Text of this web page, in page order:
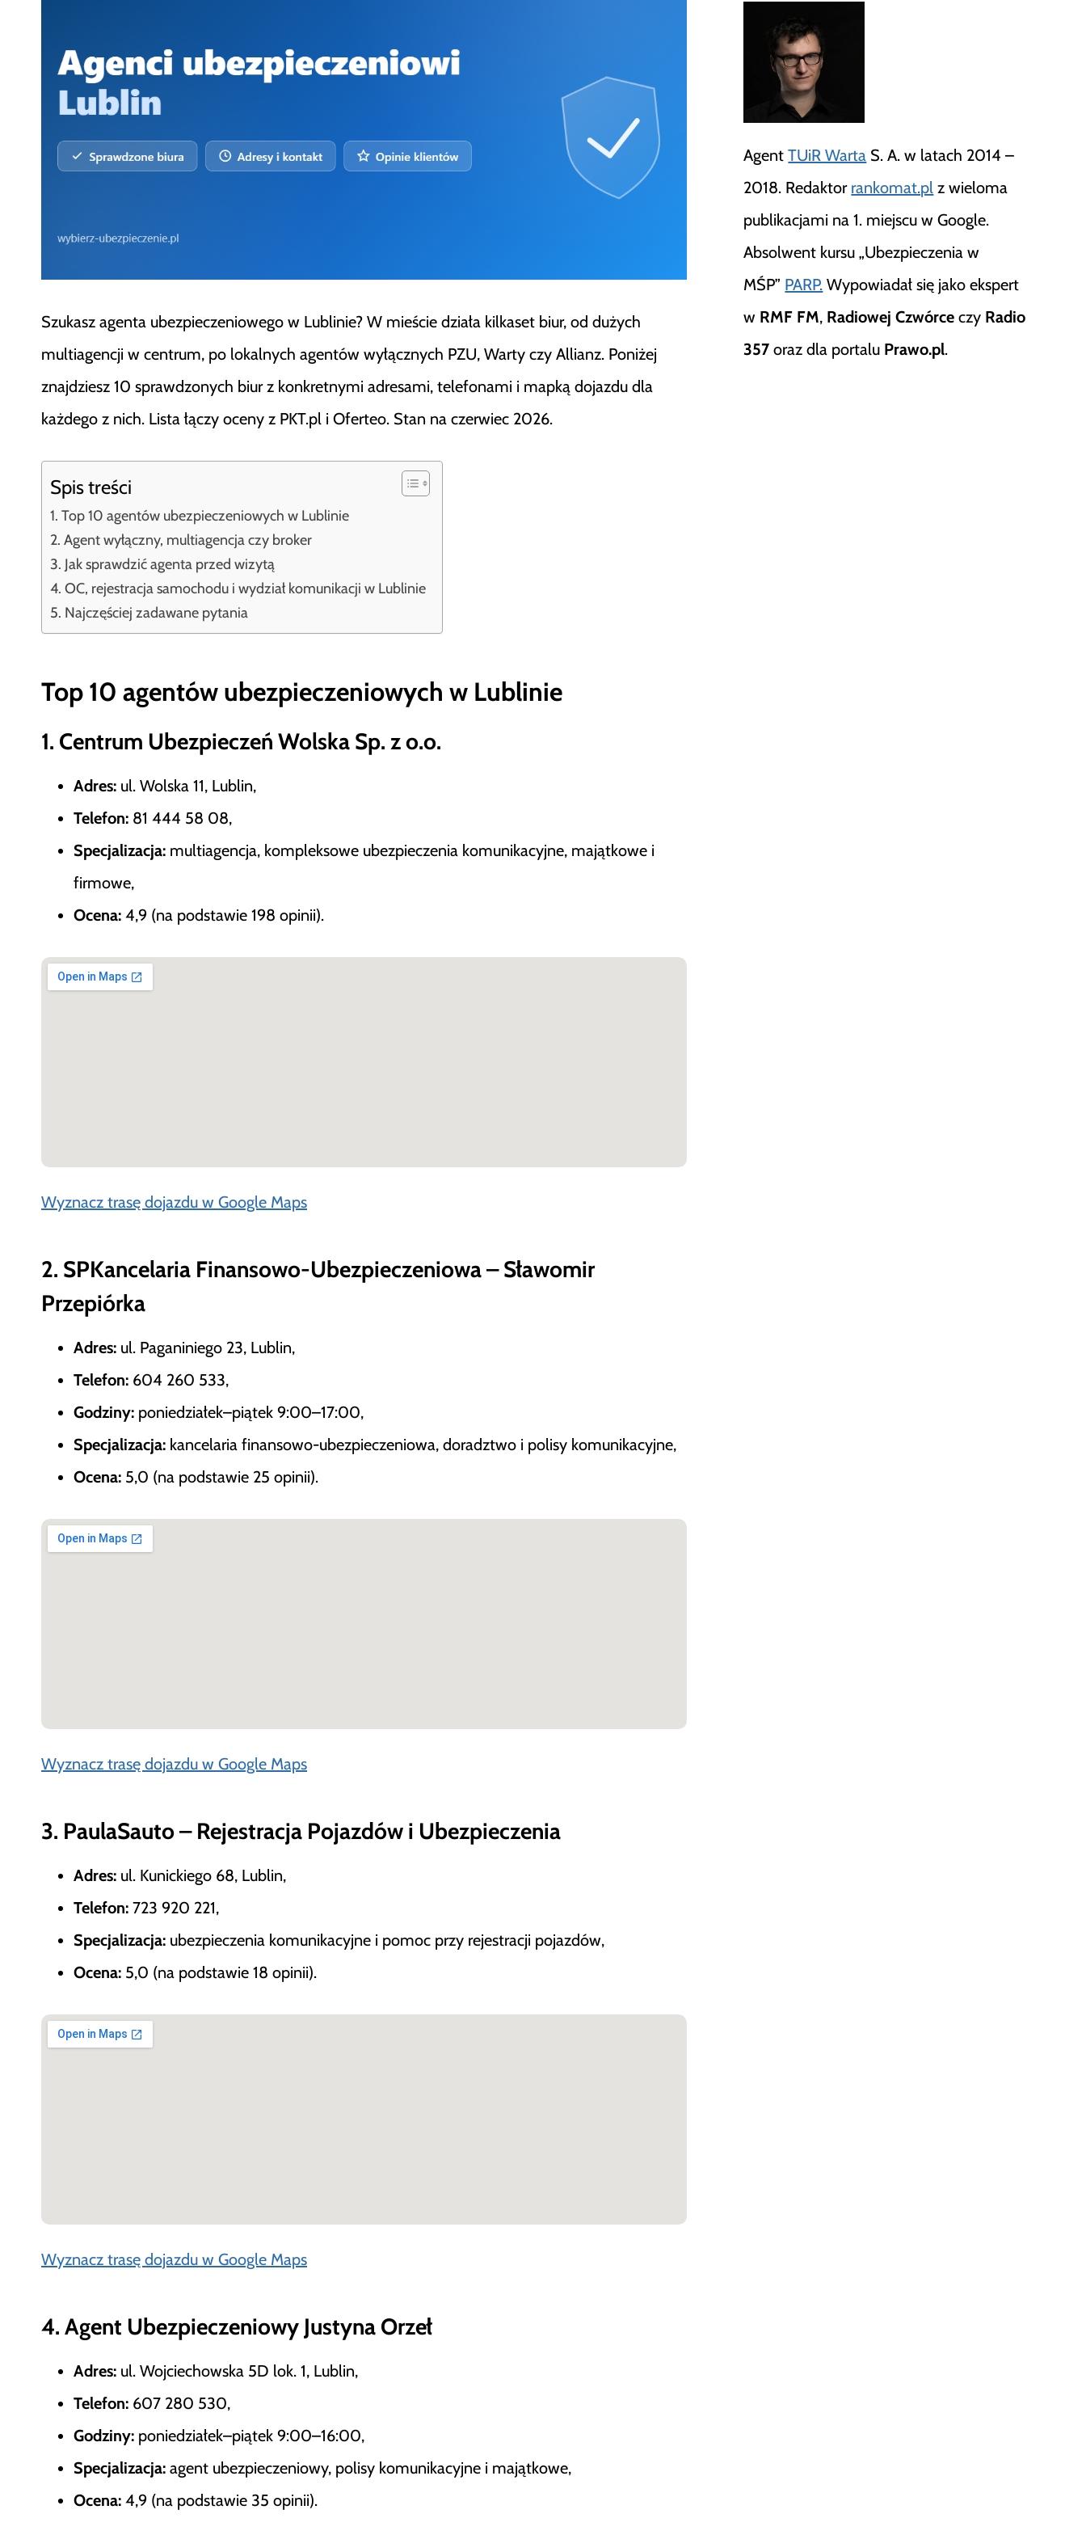
Szukasz agenta ubezpieczeniowego w Lublinie? W mieście działa kilkaset biur, od dużych
multiagencji w centrum, po lokalnych agentów wyłącznych PZU, Warty czy Allianz. Poniżej
znajdziesz 10 sprawdzonych biur z konkretnymi adresami, telefonami i mapką dojazdu dla
każdego z nich. Lista łączy oceny z PKT.pl i Oferteo. Stan na czerwiec 2026.
Spis treści
Top 10 agentów ubezpieczeniowych w Lublinie
Agent wyłączny, multiagencja czy broker
Jak sprawdzić agenta przed wizytą
OC, rejestracja samochodu i wydział komunikacji w Lublinie
Najczęściej zadawane pytania
Top 10 agentów ubezpieczeniowych w Lublinie
1. Centrum Ubezpieczeń Wolska Sp. z o.o.
Adres: ul. Wolska 11, Lublin,
Telefon: 81 444 58 08,
Specjalizacja: multiagencja, kompleksowe ubezpieczenia komunikacyjne, majątkowe i
firmowe,
Ocena: 4,9 (na podstawie 198 opinii).
Wyznacz trasę dojazdu w Google Maps
2. SPKancelaria Finansowo-Ubezpieczeniowa – Sławomir
Przepiórka
Adres: ul. Paganiniego 23, Lublin,
Telefon: 604 260 533,
Godziny: poniedziałek–piątek 9:00–17:00,
Specjalizacja: kancelaria finansowo-ubezpieczeniowa, doradztwo i polisy komunikacyjne,
Ocena: 5,0 (na podstawie 25 opinii).
Wyznacz trasę dojazdu w Google Maps
3. PaulaSauto – Rejestracja Pojazdów i Ubezpieczenia
Adres: ul. Kunickiego 68, Lublin,
Telefon: 723 920 221,
Specjalizacja: ubezpieczenia komunikacyjne i pomoc przy rejestracji pojazdów,
Ocena: 5,0 (na podstawie 18 opinii).
Wyznacz trasę dojazdu w Google Maps
4. Agent Ubezpieczeniowy Justyna Orzeł
Adres: ul. Wojciechowska 5D lok. 1, Lublin,
Telefon: 607 280 530,
Godziny: poniedziałek–piątek 9:00–16:00,
Specjalizacja: agent ubezpieczeniowy, polisy komunikacyjne i majątkowe,
Ocena: 4,9 (na podstawie 35 opinii).
AgentTUiR Warta S. A. w latach 2014 –
2018. Redaktor rankomat.pl z wieloma
publikacjami na 1. miejscu w Google.
Absolwent kursu „Ubezpieczenia w
MŚP” PARP. Wypowiadał się jako ekspert
w RMF FM, Radiowej Czwórce czy Radio
357 oraz dla portalu Prawo.pl.